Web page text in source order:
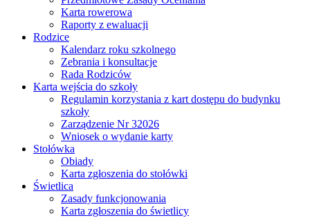
Karta rowerowa
Raporty z ewaluacji
Rodzice
Kalendarz roku szkolnego
Zebrania i konsultacje
Rada Rodziców
Karta wejścia do szkoły
Regulamin korzystania z kart dostępu do budynku
szkoły
Zarządzenie Nr 32026
Wniosek o wydanie karty
Stołówka
Obiady
Karta zgłoszenia do stołówki
Świetlica
Zasady funkcjonowania
Karta zgłoszenia do świetlicy